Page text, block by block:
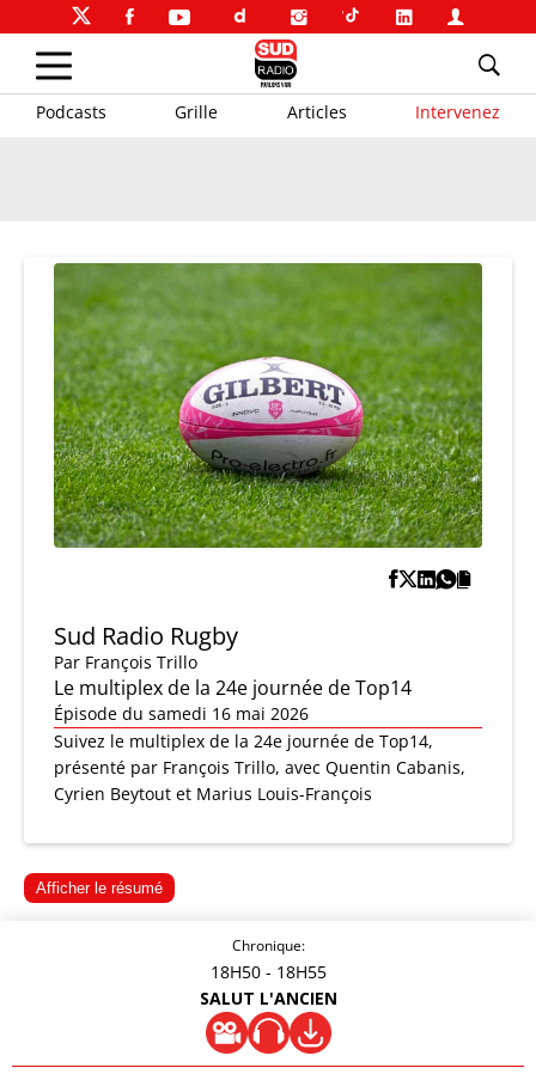
Podcasts Grille Articles Intervenez
Sud Radio Rugby
Par François Trillo
Le multiplex de la 24e journée de Top14
Épisode du samedi 16 mai 2026
Suivez le multiplex de la 24e journée de Top14,
présenté par François Trillo, avec Quentin Cabanis,
Cyrien Beytout et Marius Louis-François
Afficher le résumé
Chronique:
18H50 - 18H55
SALUT L'ANCIEN